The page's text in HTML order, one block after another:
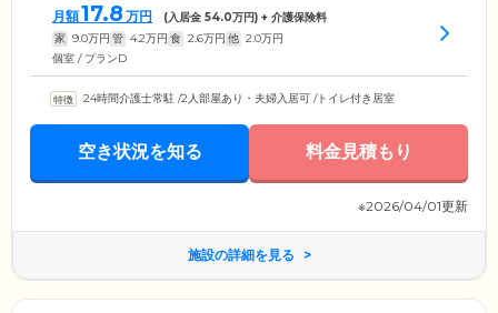
月額17.8 万円 (入居金 54.0万円) + 介護保険料
家 9.0万円 管 4.2万円 食 2.6万円 他 2.0万円
個室 / プランD
24時間介護士常駐 /2人部屋あり・夫婦入居可 /トイレ付き居室
空き状況を知る 料金見積もり
※2026/04/01更新
施設の詳細を見る